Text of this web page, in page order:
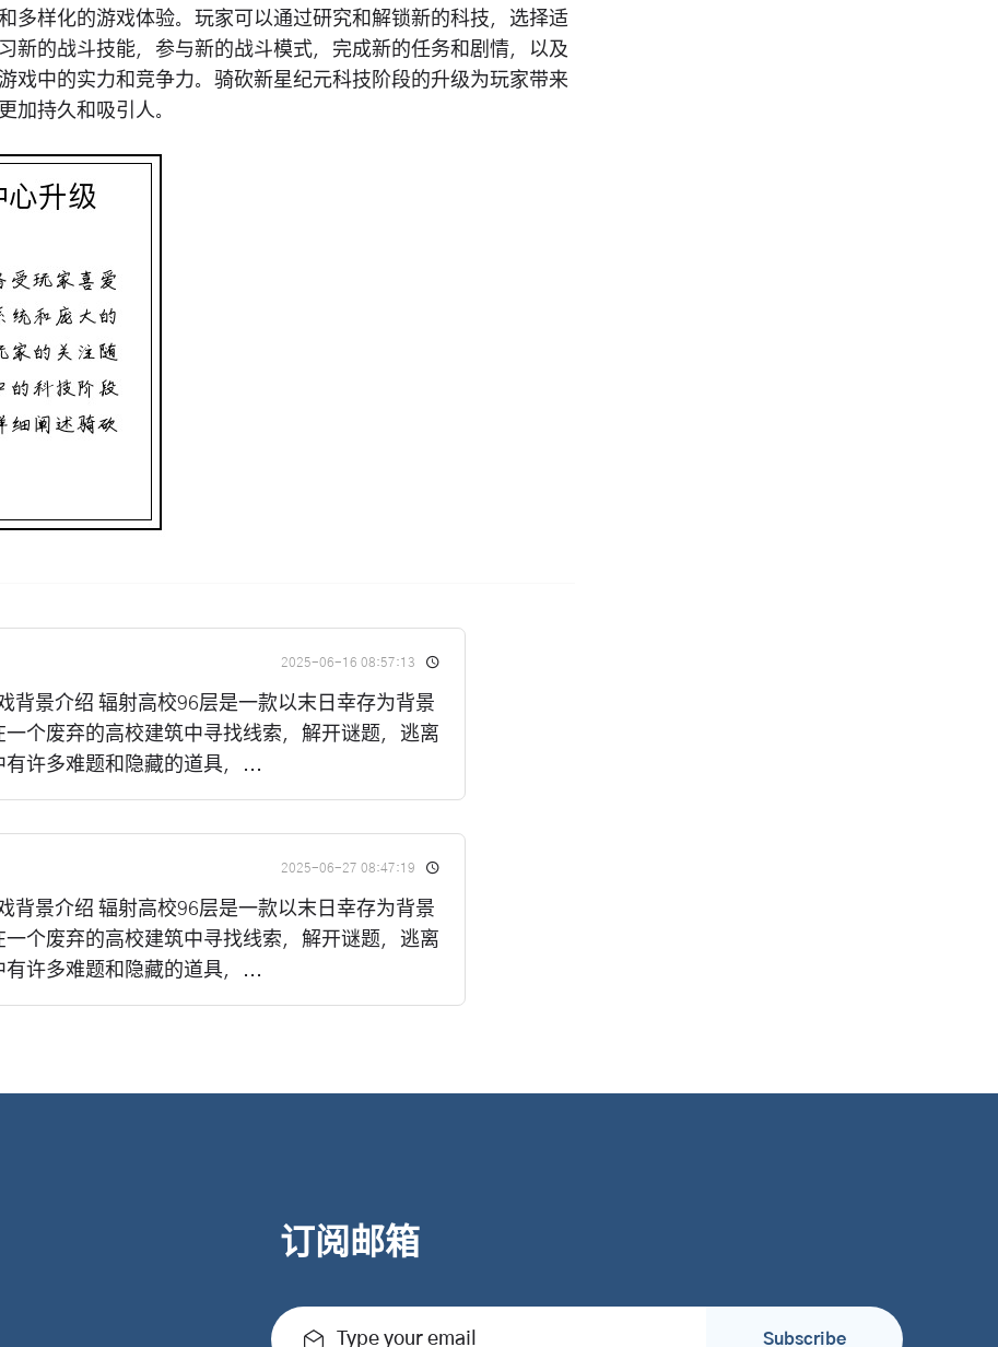
多样化的游戏体验。玩家可以通过研究和解锁新的科技，选择适
新的战斗技能，参与新的战斗模式，完成新的任务和剧情，以及
戏中的实力和竞争力。骑砍新星纪元科技阶段的升级为玩家带来
加持久和吸引人。
2025-06-16 08:57:13
背景介绍 辐射高校96层是一款以末日幸存为背景
个废弃的高校建筑中寻找线索，解开谜题，逃离
许多难题和隐藏的道具，...
2025-06-27 08:47:19
背景介绍 辐射高校96层是一款以末日幸存为背景
个废弃的高校建筑中寻找线索，解开谜题，逃离
许多难题和隐藏的道具，...
订阅邮箱
Type your email Subscribe